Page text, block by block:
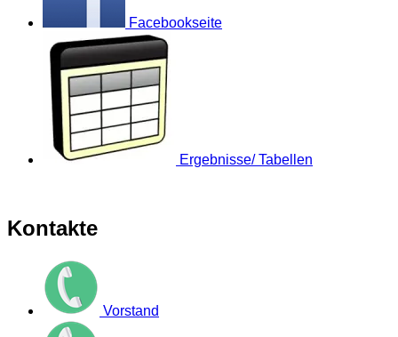
Facebookseite
Ergebnisse/ Tabellen
Kontakte
Vorstand